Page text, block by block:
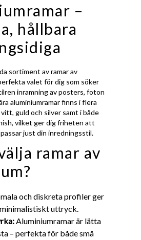
–
hållbara
sortiment av ramar av
valet för dig som söker
inramning av posters, foton
aluminiumramar finns i flera
guld och silver samt i både
vilket ger dig friheten att
just din inredningsstil.
ramar av
och diskreta profiler ger
uttryck.
Aluminiumramar är lätta
– perfekta för både små